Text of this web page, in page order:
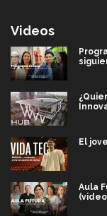
Videos
El
Aula